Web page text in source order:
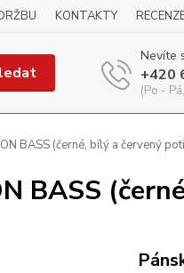
KONTAKTY
Nevíte
+420
(Po -
BASS (černé, bílý a červený
BASS